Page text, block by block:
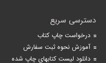
دسترسی سریع
درخواست چاپ کتاب
آموزش نحوه ثبت سفارش
دانلود لیست کتابهای چاپ شده